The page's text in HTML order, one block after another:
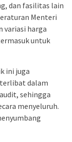
dan fasilitas lain
Menteri
variasi harga
untuk
ini juga
dalam
sehingga
menyeluruh.